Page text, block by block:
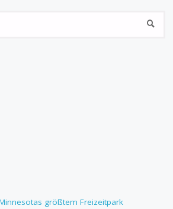
größtem Freizeitpark